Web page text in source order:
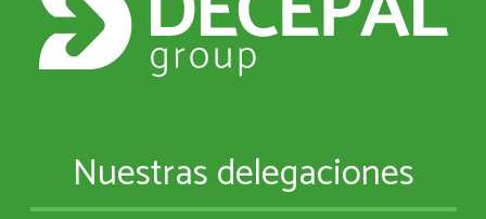
Nuestras delegaciones